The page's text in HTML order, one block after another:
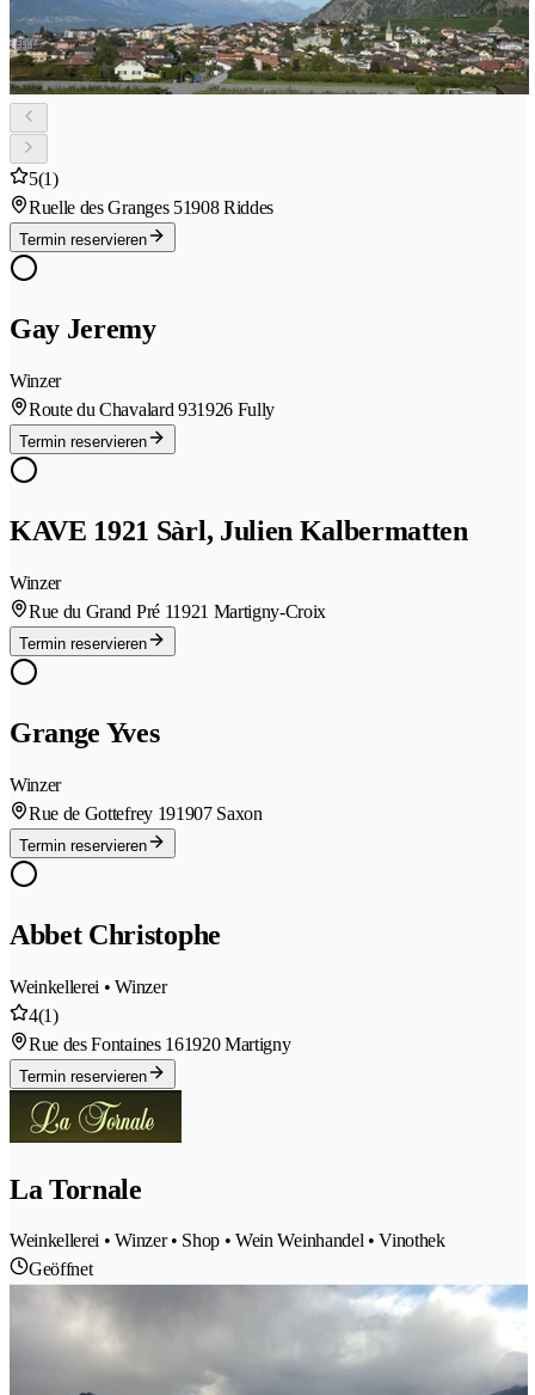
5(1)
Ruelle des Granges 51908 Riddes
Termin reservieren
Gay Jeremy
Winzer
Route du Chavalard 931926 Fully
Termin reservieren
KAVE 1921 Sàrl, Julien Kalbermatten
Winzer
Rue du Grand Pré 11921 Martigny-Croix
Termin reservieren
Grange Yves
Winzer
Rue de Gottefrey 191907 Saxon
Termin reservieren
Abbet Christophe
Weinkellerei • Winzer
4(1)
Rue des Fontaines 161920 Martigny
Termin reservieren
La Tornale
Weinkellerei • Winzer • Shop • Wein Weinhandel • Vinothek
Geöffnet